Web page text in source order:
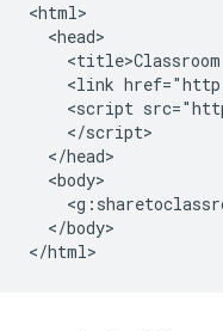
<html>
  <head>
<link
<script
    </script>
  </head>
  <body>
  </body>